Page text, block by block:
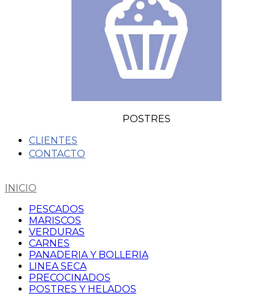
POSTRES
CLIENTES
CONTACTO
INICIO
PESCADOS
MARISCOS
VERDURAS
CARNES
PANADERIA Y BOLLERIA
LINEA SECA
PRECOCINADOS
POSTRES Y HELADOS